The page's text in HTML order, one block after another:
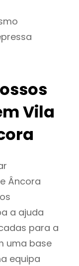
Vila
Âncora
a ajuda
para a
uma base
equipa